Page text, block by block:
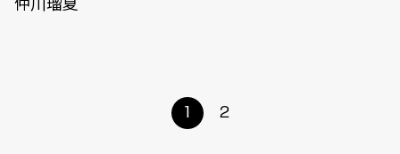
1 2